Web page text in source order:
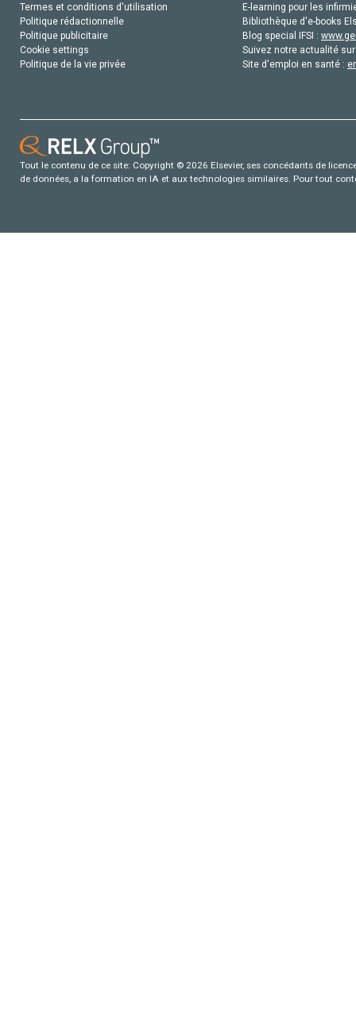
Termes et conditions d'utilisation
Politique rédactionnelle
Politique publicitaire
Cookie settings
Politique de la vie privée
E-learning pour les
Bibliothèque d'e-books
Blog special IFSI :
Suivez notre actualité
Site d'emploi en santé :
Tout le contenu de ce site: Copyright © 2026 Elsevier, ses concédants de
de données, a la formation en IA et aux technologies similaires. Pour tout